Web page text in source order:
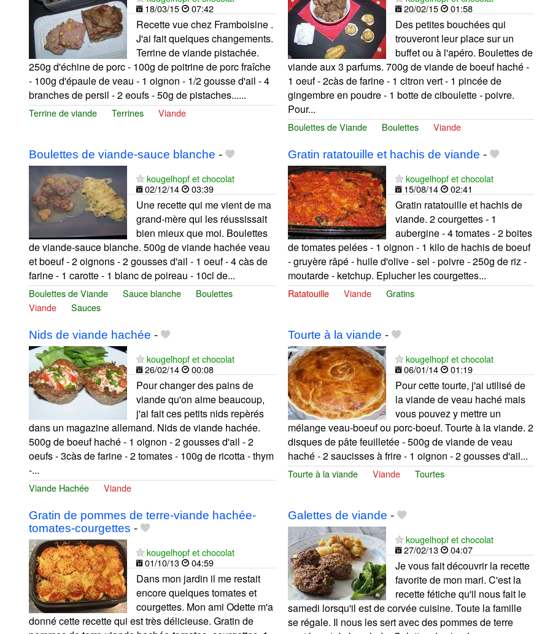
18/03/15
07:42
Recette vue chez Framboisine .
J'ai fait quelques changements.
Terrine de viande pistachée.
250g d'échine de porc - 100g de poitrine de porc fraîche
- 100g d'épaule de veau - 1 oignon - 1/2 gousse d'ail - 4
branches de persil - 2 eoufs - 50g de pistaches......
Terrine de viande Terrines Viande
20/02/15
01:58
Des petites bouchées qui
trouveront leur place sur un
buffet ou à l'apéro. Boulettes de
viande aux 3 parfums. 700g de viande de boeuf haché -
1 oeuf - 2càs de farine - 1 citron vert - 1 pincée de
gingembre en poudre - 1 botte de ciboulette - poivre.
Pour...
Boulettes de Viande Boulettes Viande
Boulettes de viande-sauce blanche -
kougelhopf et chocolat
02/12/14
03:39
Une recette qui me vient de ma
grand-mère qui les réussissait
bien mieux que moi. Boulettes
de viande-sauce blanche. 500g de viande hachée veau
et boeuf - 2 oignons - 2 gousses d'ail - 1 oeuf - 4 càs de
farine - 1 carotte - 1 blanc de poireau - 10cl de...
Boulettes de Viande Sauce blanche
Boulettes
Viande
Sauces
Gratin ratatouille et hachis de viande -
kougelhopf et chocolat
15/08/14
02:41
Gratin ratatouille et hachis de
viande. 2 courgettes - 1
aubergine - 4 tomates - 2 boites
de tomates pelées - 1 oignon - 1 kilo de hachis de boeuf
- gruyère râpé - huile d'olive - sel - poivre - 250g de riz -
moutarde - ketchup. Eplucher les courgettes...
Ratatouille Viande Gratins
Nids de viande hachée -
kougelhopf et chocolat
26/02/14
00:08
Pour changer des pains de
viande qu'on aime beaucoup,
j'ai fait ces petits nids repèrés
dans un magazine allemand. Nids de viande hachée.
500g de boeuf haché - 1 oignon - 2 gousses d'ail - 2
oeufs - 3càs de farine - 2 tomates - 100g de ricotta - thym
-...
Viande Hachée Viande
Tourte à la viande -
kougelhopf et chocolat
06/01/14
01:19
Pour cette tourte, j'ai utilisé de
la viande de veau haché mais
vous pouvez y mettre un
mélange veau-boeuf ou porc-boeuf. Tourte à la viande. 2
disques de pâte feuilletée - 500g de viande de veau
haché - 2 saucisses à frire - 1 oignon - 2 gousses d'ail...
Tourte à la viande Viande Tourtes
Gratin de pommes de terre-viande hachée-
tomates-courgettes -
kougelhopf et chocolat
01/10/13
04:59
Dans mon jardin il me restait
encore quelques tomates et
courgettes. Mon ami Odette m'a
donné cette recette qui est très délicieuse. Gratin de
Galettes de viande -
kougelhopf et chocolat
27/02/13
04:07
Je vous fait découvrir la recette
favorite de mon mari. C'est la
recette fétiche qu'il nous fait le
samedi lorsqu'il est de corvée cuisine. Toute la famille
se régale. Il nous les sert avec des pommes de terre